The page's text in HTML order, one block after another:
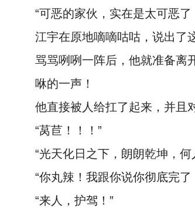
“可恶的家伙，实在是太可恶
江宇在原地嘀嘀咕咕，说出了
骂骂咧咧一阵后，他就准备离
咻的一声！
他直接被人给扛了起来，并且
“莴苣！！！”
“光天化日之下，朗朗乾坤，
“你丸辣！我跟你说你彻底完
“来人，护驾！”